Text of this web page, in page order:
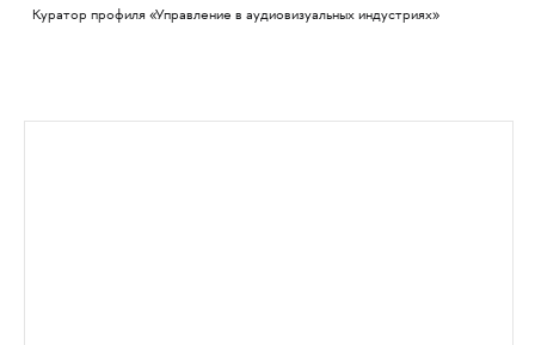
Куратор профиля «Управление в аудиовизуальных индустриях»